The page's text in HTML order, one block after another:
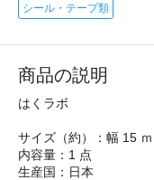
シール・テープ類
商品の説明
はくラボ
サイズ（約）：幅 15
内容量：1 点
生産国：日本